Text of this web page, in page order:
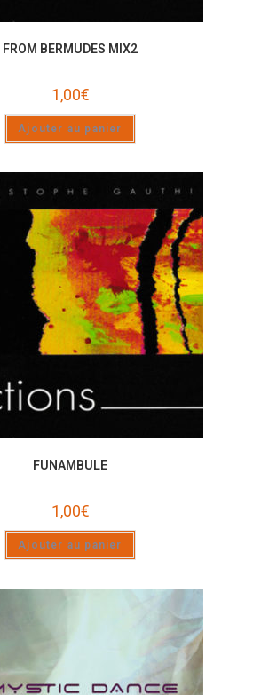
FROM BERMUDES MIX2
1,00€
Ajouter au panier
FUNAMBULE
1,00€
Ajouter au panier